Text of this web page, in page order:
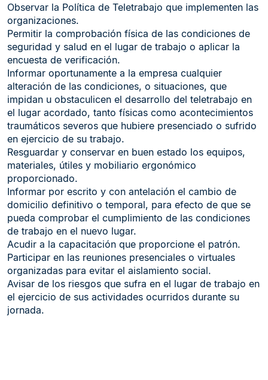
Observar la Política de Teletrabajo que implementen las
organizaciones.
Permitir la comprobación física de las condiciones de
seguridad y salud en el lugar de trabajo o aplicar la
encuesta de verificación.
Informar oportunamente a la empresa cualquier
alteración de las condiciones, o situaciones, que
impidan u obstaculicen el desarrollo del teletrabajo en
el lugar acordado, tanto físicas como acontecimientos
traumáticos severos que hubiere presenciado o sufrido
en ejercicio de su trabajo.
Resguardar y conservar en buen estado los equipos,
materiales, útiles y mobiliario ergonómico
proporcionado.
Informar por escrito y con antelación el cambio de
domicilio definitivo o temporal, para efecto de que se
pueda comprobar el cumplimiento de las condiciones
de trabajo en el nuevo lugar.
Acudir a la capacitación que proporcione el patrón.
Participar en las reuniones presenciales o virtuales
organizadas para evitar el aislamiento social.
Avisar de los riesgos que sufra en el lugar de trabajo en
el ejercicio de sus actividades ocurridos durante su
jornada.